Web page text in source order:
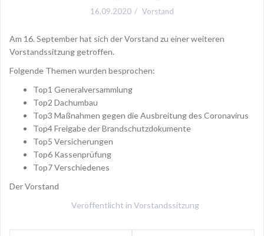
16.09.2020 Vorstand
Am 16. September hat sich der Vorstand zu einer weiteren
Vorstandssitzung getroffen.
Folgende Themen wurden besprochen:
Top1 Generalversammlung
Top2 Dachumbau
Top3 Maßnahmen gegen die Ausbreitung des Coronavirus
Top4 Freigabe der Brandschutzdokumente
Top5 Versicherungen
Top6 Kassenprüfung
Top7 Verschiedenes
Der Vorstand
Veröffentlicht in Vorstandssitzung